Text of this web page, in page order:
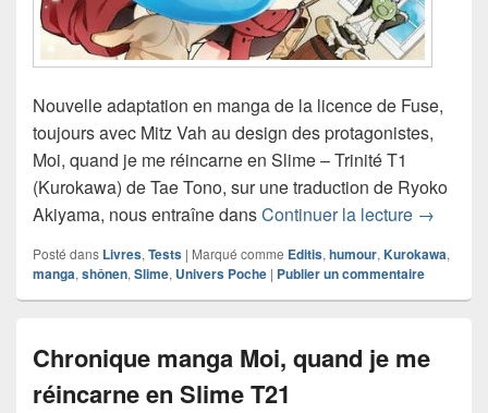
Nouvelle adaptation en manga de la licence de Fuse,
toujours avec Mitz Vah au design des protagonistes,
Moi, quand je me réincarne en Slime – Trinité T1
(Kurokawa) de Tae Tono, sur une traduction de Ryoko
Akiyama, nous entraîne dansContinuer la lecture →
Posté dans Livres, Tests | Marqué comme Editis, humour, Kurokawa,
manga, shônen, Slime, Univers Poche | Publier un commentaire
Chronique manga Moi, quand je me
réincarne en Slime T21